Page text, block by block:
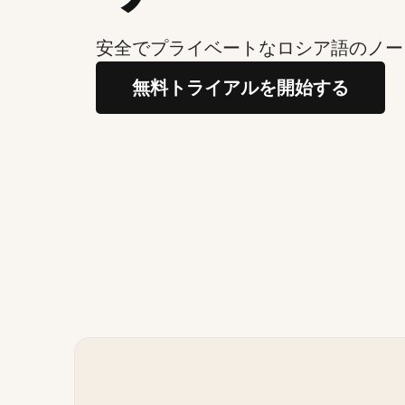
安全でプライベートなロシア語のノ
無料トライアルを開始する